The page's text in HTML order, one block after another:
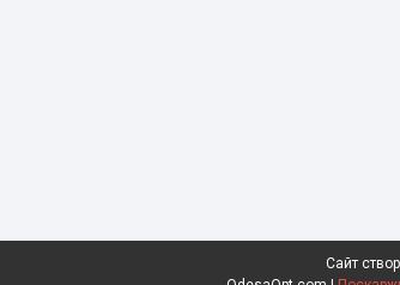
Сайт